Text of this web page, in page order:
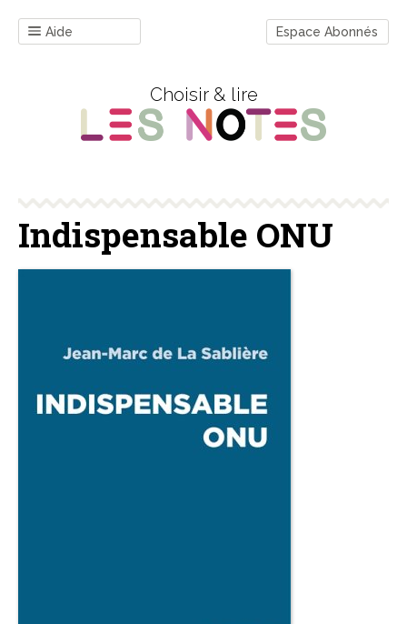
Aide Espace Abonnés
Choisir & lire
Indispensable ONU